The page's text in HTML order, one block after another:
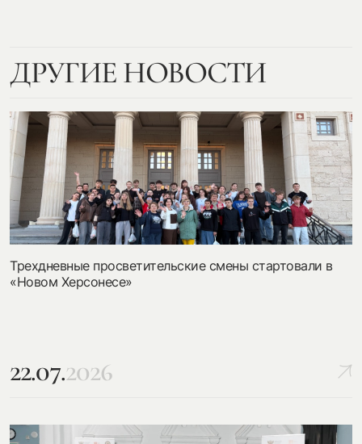
ДРУГИЕ НОВОСТИ
Трехдневные просветительские смены стартовали в
«Новом Херсонесе»
22.07.2026